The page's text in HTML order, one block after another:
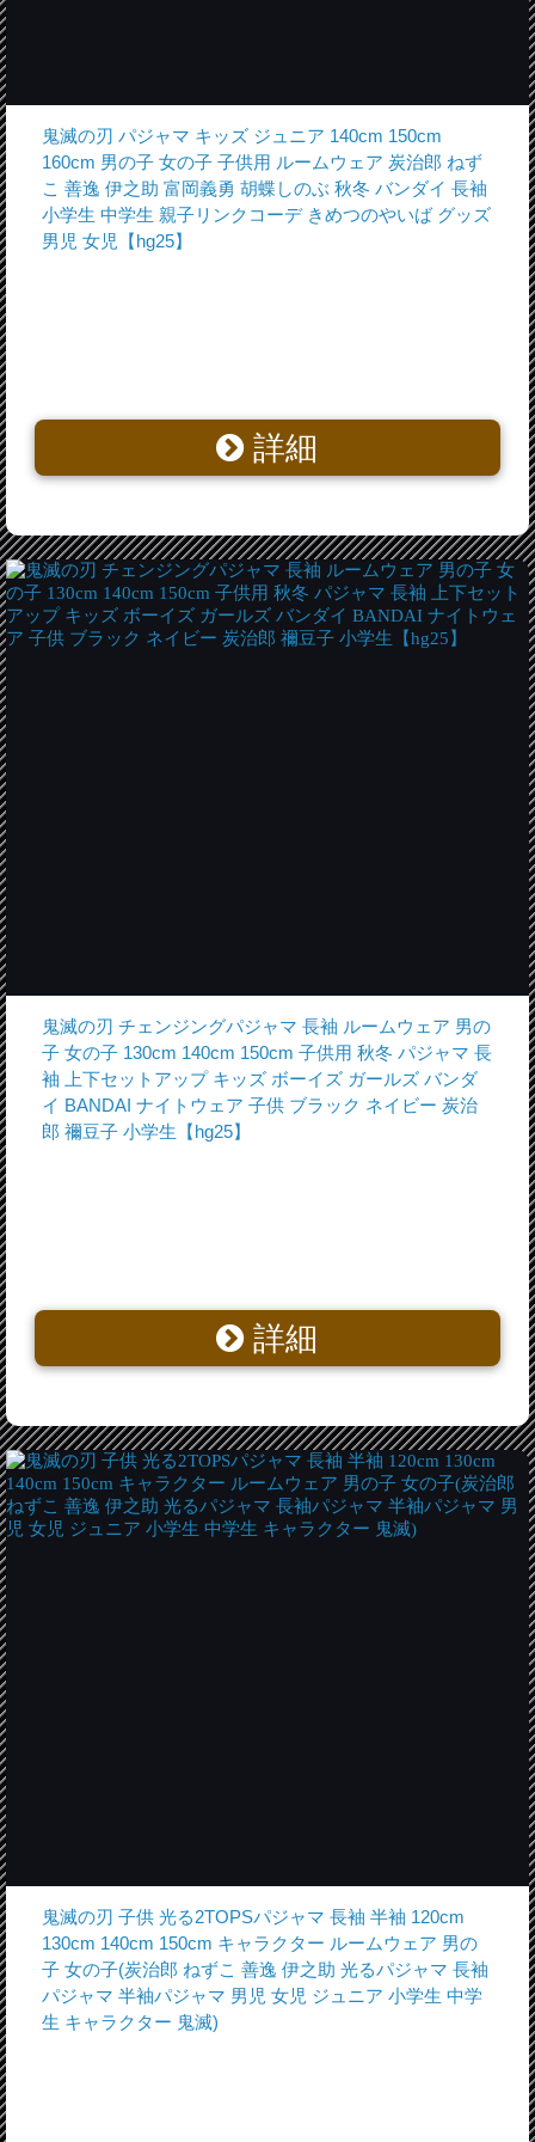
鬼滅の刃 パジャマ キッズ ジュニア 140cm 150cm
160cm 男の子 女の子 子供用 ルームウェア 炭治郎 ねず
こ 善逸 伊之助 富岡義勇 胡蝶しのぶ 秋冬 バンダイ 長袖
小学生 中学生 親子リンクコーデ きめつのやいば グッズ
男児 女児【hg25】
詳細
鬼滅の刃 チェンジングパジャマ 長袖 ルームウェア 男の
子 女の子 130cm 140cm 150cm 子供用 秋冬 パジャマ 長
袖 上下セットアップ キッズ ボーイズ ガールズ バンダ
イ BANDAI ナイトウェア 子供 ブラック ネイビー 炭治
郎 禰豆子 小学生【hg25】
詳細
鬼滅の刃 子供 光る2TOPSパジャマ 長袖 半袖 120cm
130cm 140cm 150cm キャラクター ルームウェア 男の
子 女の子(炭治郎 ねずこ 善逸 伊之助 光るパジャマ 長袖
パジャマ 半袖パジャマ 男児 女児 ジュニア 小学生 中学
生 キャラクター 鬼滅)